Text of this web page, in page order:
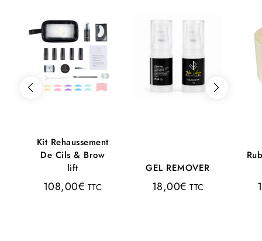
Kit Rehaussement
De Cils & Brow
lift
108,00€ TTC
GEL REMOVER
18,00€ TTC